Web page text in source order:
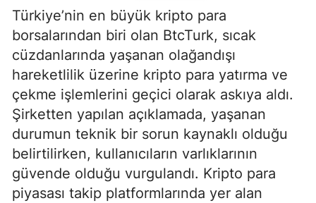
Türkiye’nin en büyük kripto para
borsalarından biri olan BtcTurk, sıcak
cüzdanlarında yaşanan olağandışı
hareketlilik üzerine kripto para yatırma ve
çekme işlemlerini geçici olarak askıya aldı.
Şirketten yapılan açıklamada, yaşanan
durumun teknik bir sorun kaynaklı olduğu
belirtilirken, kullanıcıların varlıklarının
güvende olduğu vurgulandı. Kripto para
piyasası takip platformlarında yer alan